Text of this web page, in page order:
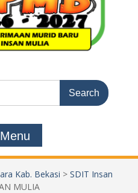
Menu
Kab. Bekasi > SDIT Insan
MULIA